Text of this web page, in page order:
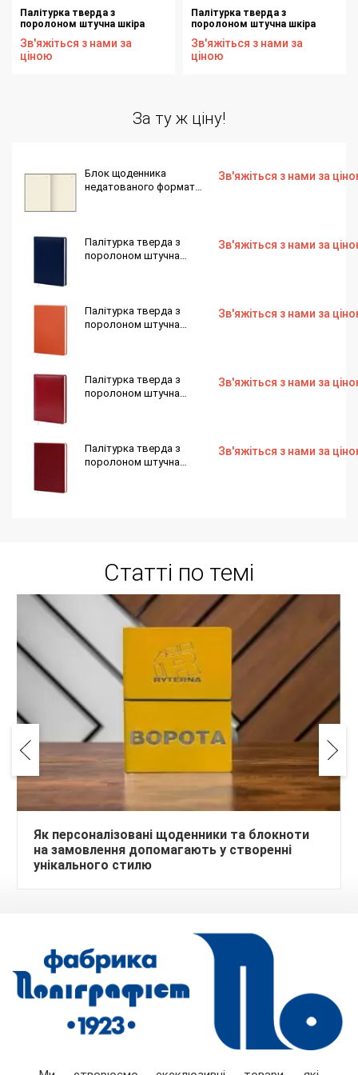
Палітурка тверда з
поролоном штучна шкіра
ф. 145х202 176 аркушів
Зв'яжіться з нами за
ціною
Палітурка тверда з
поролоном штучна шкіра
блоку ф. 145х202 176 аркушів
Зв'яжіться з нами за
ціною
За ту ж ціну!
Блок щоденника
недатованого формат
Зв'яжіться з нами за
Палітурка тверда з
поролоном штучна
Зв'яжіться з нами за
Палітурка тверда з
поролоном штучна
Зв'яжіться з нами за
Палітурка тверда з
поролоном штучна
Зв'яжіться з нами за
Палітурка тверда з
поролоном штучна
Зв'яжіться з нами за
Статті по темі
Як персоналізовані щоденники та блокноти
на замовлення допомагають у створенні
унікального стилю